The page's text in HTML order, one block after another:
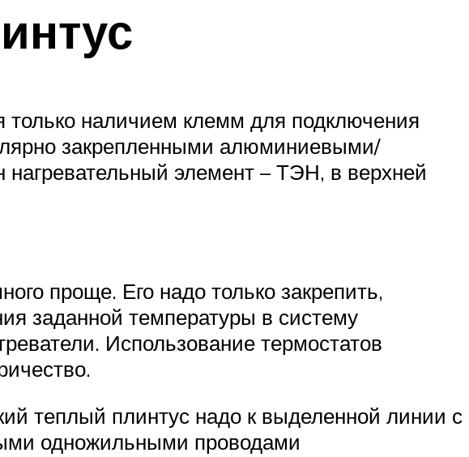
только наличием клемм для подключения
закрепленными алюминиевыми/
элемент – ТЭН, в верхней
проще. Его надо только закрепить,
заданной температуры в систему
Использование термостатов
теплый плинтус надо к выделенной линии с
одножильными проводами